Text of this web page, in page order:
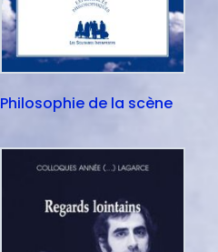
Philosophie de la scène